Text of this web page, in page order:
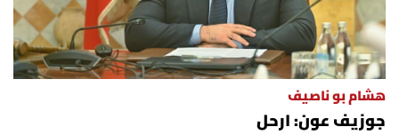
هشام بو ناصيف
جوزيف عون: ارحل